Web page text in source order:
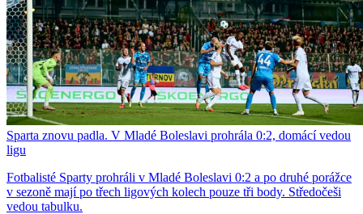
Sparta znovu padla. V Mladé Boleslavi prohrála 0:2, domácí vedou
ligu
Fotbalisté Sparty prohráli v Mladé Boleslavi 0:2 a po druhé porážce
v sezoně mají po třech ligových kolech pouze tři body. Středočeši
vedou tabulku.